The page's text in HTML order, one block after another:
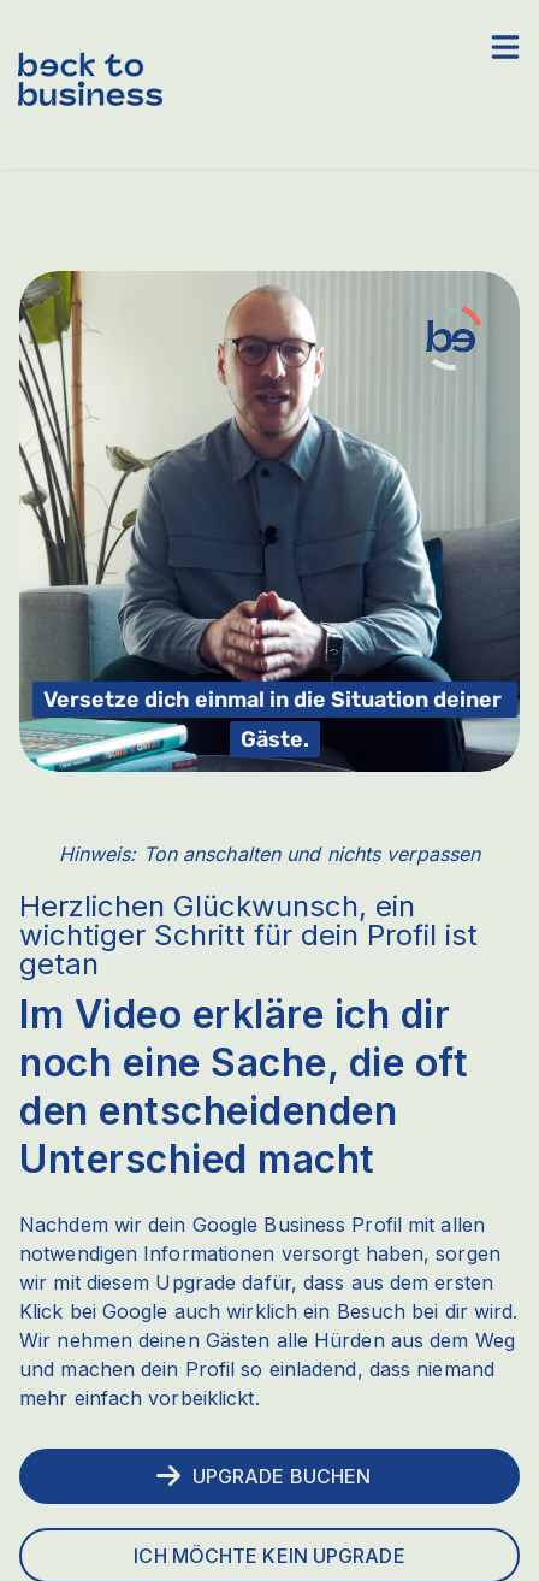
Deutsch – Deutschland
Hinweis: Ton anschalten und nichts verpassen
Herzlichen Glückwunsch, ein
wichtiger Schritt für dein Profil ist
getan
Im Video erkläre ich dir
noch eine Sache, die oft
den entscheidenden
Unterschied macht
Nachdem wir dein Google Business Profil mit allen
notwendigen Informationen versorgt haben, sorgen
wir mit diesem Upgrade dafür, dass aus dem ersten
Klick bei Google auch wirklich ein Besuch bei dir wird.
Wir nehmen deinen Gästen alle Hürden aus dem Weg
und machen dein Profil so einladend, dass niemand
mehr einfach vorbeiklickt.
UPGRADE BUCHEN
ICH MÖCHTE KEIN UPGRADE